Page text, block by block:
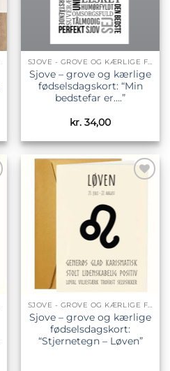
SJOVE - GROVE OG KÆRLIGE FØDSELSDAGSKORT
Sjove – grove og kærlige
fødselsdagskort: “Min
bedstefar er….”
kr. 34,00
SJOVE - GROVE OG KÆRLIGE FØDSELSDAGSKORT
Sjove – grove og kærlige
fødselsdagskort:
“Stjernetegn – Løven”